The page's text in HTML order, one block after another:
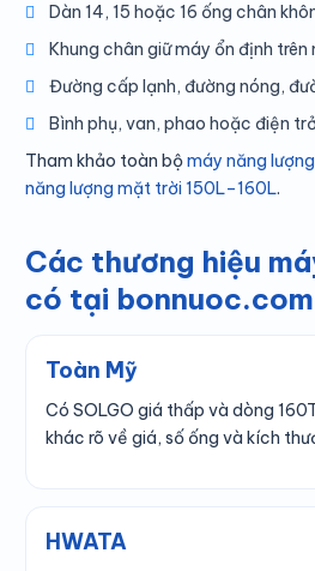
Dàn 14, 15 hoặc 16 ống chân
Khung chân giữ máy ổn định
Đường cấp lạnh, đường nóng,
Bình phụ, van, phao hoặc điện
Tham khảo toàn bộmáy năng
năng lượng mặt trời 150L–160L.
Các thương hiệu
có tại bonnuoc.com
Toàn Mỹ
Có SOLGO giá thấp và dòng
khác rõ về giá, số ống và kích
HWATA